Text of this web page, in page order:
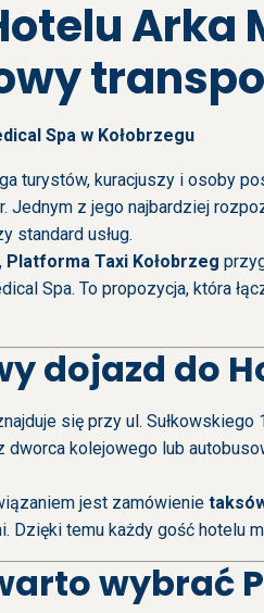
Arka
Spa w Kołobrzegu
turystów, kuracjuszy i osoby
Jednym z jego najbardziej
standard usług.
Platforma Taxi Kołobrzeg
Spa. To propozycja, która
dojazd do
się przy ul.
kolejowego lub
jest zamówienie
Dzięki temu każdy gość hotelu
wybrać